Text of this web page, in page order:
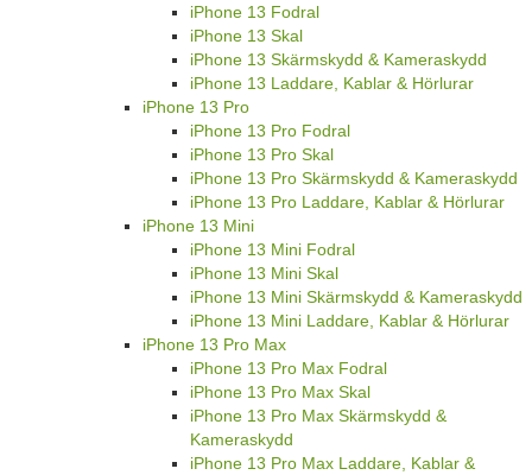
iPhone 13 Fodral
iPhone 13 Skal
iPhone 13 Skärmskydd & Kameraskydd
iPhone 13 Laddare, Kablar & Hörlurar
iPhone 13 Pro
iPhone 13 Pro Fodral
iPhone 13 Pro Skal
iPhone 13 Pro Skärmskydd & Kameraskydd
iPhone 13 Pro Laddare, Kablar & Hörlurar
iPhone 13 Mini
iPhone 13 Mini Fodral
iPhone 13 Mini Skal
iPhone 13 Mini Skärmskydd & Kameraskydd
iPhone 13 Mini Laddare, Kablar & Hörlurar
iPhone 13 Pro Max
iPhone 13 Pro Max Fodral
iPhone 13 Pro Max Skal
iPhone 13 Pro Max Skärmskydd &
Kameraskydd
iPhone 13 Pro Max Laddare, Kablar &